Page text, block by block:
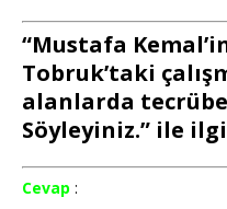
“Mustafa
Tobruk’taki
alanlarda tecrübe
Söyleyiniz.” ile
Cevap :